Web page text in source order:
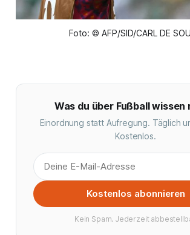
Foto: © AFP/SID/CARL DE
Was du über Fußball wissen
Einordnung statt Aufregung. Täglich
Kostenlos.
Kostenlos abonnieren
Kein Spam. Jederzeit